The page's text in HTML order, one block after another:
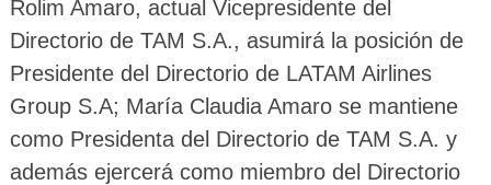
Rolim Amaro, actual Vicepresidente del
Directorio de TAM S.A., asumirá la posición de
Presidente del Directorio de LATAM Airlines
Group S.A; María Claudia Amaro se mantiene
como Presidenta del Directorio de TAM S.A. y
además ejercerá como miembro del Directorio